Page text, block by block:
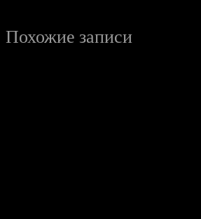
Похожие записи